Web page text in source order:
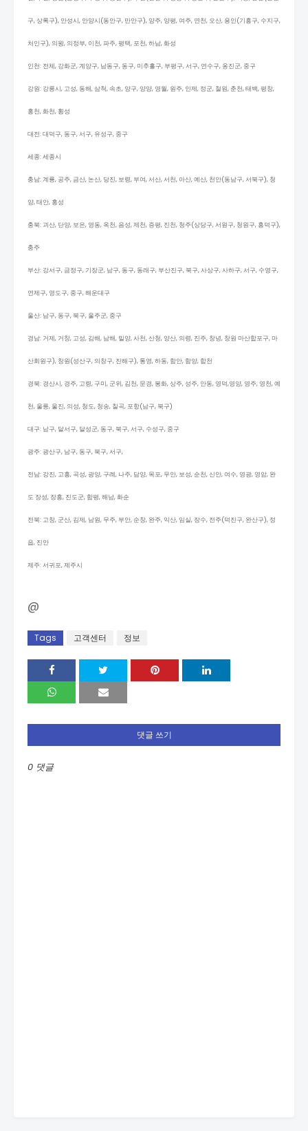
구, 상록구), 안성시, 안양시(동안구, 만안구), 양주, 양평, 여주, 연천, 오산, 용인(기흥구, 수지구,
처인구), 의왕, 의정부, 이천, 파주, 평택, 포천, 하남, 화성
인천: 전체, 강화군, 계양구, 남동구, 동구, 미추홀구, 부평구, 서구, 연수구, 옹진군, 중구
강원: 강릉시, 고성, 동해, 삼척, 속초, 양구, 양양, 영월, 원주, 인제, 정군, 철원, 춘천, 태백, 평창,
홍천, 화천, 횡성
대전: 대덕구, 동구, 서구, 유성구, 중구
세종: 세종시
충남: 계룡, 공주, 금산, 논산, 당진, 보령, 부여, 서산, 서천, 아산, 예산, 천안(동남구, 서북구), 청
양, 태안, 홍성
충북: 괴산, 단양, 보은, 영동, 옥천, 음성, 제천, 증평, 진천, 청주(상당구, 서원구, 청원구, 흥덕구),
충주
부산: 강서구, 금정구, 기장군, 남구, 동구, 동래구, 부산진구, 북구, 사상구, 사하구, 서구, 수영구,
연제구, 영도구, 중구, 해운대구
울산: 남구, 동구, 북구, 울주군, 중구
경남: 거제, 거창, 고성, 김해, 남해, 밀양, 사천, 산청, 양산, 의령, 진주, 창녕, 창원 마산합포구, 마
산회원구), 창원(성산구, 의창구, 진해구), 통영, 하동, 함안, 함양, 합천
경북: 경산시, 경주, 고령, 구미, 군위, 김천, 문경, 봉화, 상주, 성주, 안동, 영덕,영양, 영주, 영천, 예
천, 울릉, 울진, 의성, 청도, 청송, 칠곡, 포항(남구, 북구)
대구: 남구, 달서구, 달성군, 동구, 북구, 서구, 수성구, 중구
광주: 광산구, 남구, 동구, 북구, 서구,
전남: 강진, 고흥, 곡성, 광양, 구례, 나주, 담양, 목포, 무안, 보성, 순천, 신안, 여수, 영광, 영암, 완
도 장성, 장흥, 진도군, 함평, 해남, 화순
전북: 고창, 군산, 김제, 남원, 무주, 부안, 순창, 완주, 익산, 임실, 장수, 전주(덕진구, 완산구), 정
읍, 진안
제주: 서귀포, 제주시
@
Tags 고객센터 정보
댓글 쓰기
0 댓글